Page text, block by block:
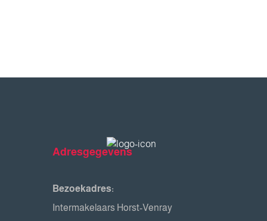
Adresgegevens
Bezoekadres:
Intermakelaars Horst-Venray